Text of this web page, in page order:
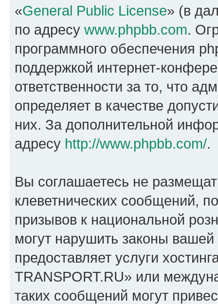
«General Public License» (в
по адресу www.phpbb.com.
программного обеспечения
поддержкой интернет-
ответственности за то, что
определяет в качестве
них. За дополнительной
адресу http://www.phpbb.com/.
Вы соглашаетесь не
клеветнических сообщений,
призывов к национальной
могут нарушить законы
предоставляет услуги
TRANSPORT.RU» или
таких сообщений могут